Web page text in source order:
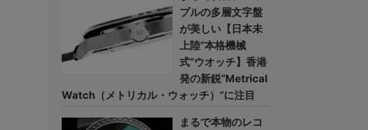
プルの多層文字盤
が美しい【日本未
上陸“本格機械
式”ウオッチ】香港
発の新鋭“Metrical
Watch（メトリカル・ウォッチ）”に注目
まるで本物のレコ